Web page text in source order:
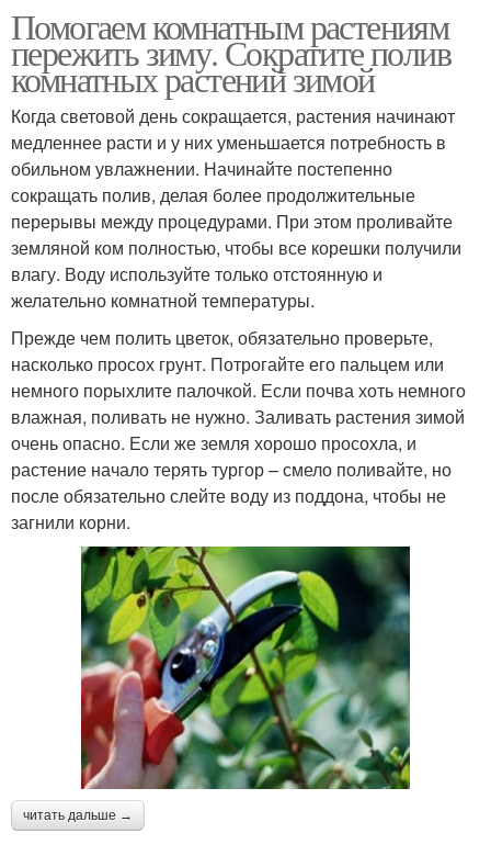
Помогаем комнатным растениям
пережить зиму. Сократите полив
комнатных растений зимой
Когда световой день сокращается, растения начинают
медленнее расти и у них уменьшается потребность в
обильном увлажнении. Начинайте постепенно
сокращать полив, делая более продолжительные
перерывы между процедурами. При этом проливайте
земляной ком полностью, чтобы все корешки получили
влагу. Воду используйте только отстоянную и
желательно комнатной температуры.
Прежде чем полить цветок, обязательно проверьте,
насколько просох грунт. Потрогайте его пальцем или
немного порыхлите палочкой. Если почва хоть немного
влажная, поливать не нужно. Заливать растения зимой
очень опасно. Если же земля хорошо просохла, и
растение начало терять тургор – смело поливайте, но
после обязательно слейте воду из поддона, чтобы не
загнили корни.
читать дальше →